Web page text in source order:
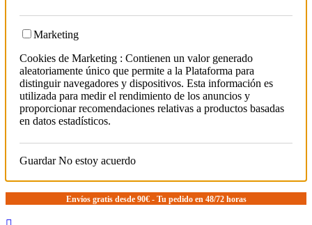
Marketing
Cookies de Marketing : Contienen un valor generado
aleatoriamente único que permite a la Plataforma para
distinguir navegadores y dispositivos. Esta información es
utilizada para medir el rendimiento de los anuncios y
proporcionar recomendaciones relativas a productos basadas
en datos estadísticos.
GuardarNo estoy acuerdo
Envíos gratis desde 90€ - Tu pedido en 48/72 horas